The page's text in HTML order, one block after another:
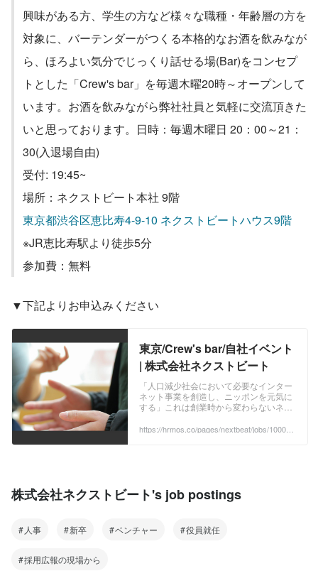
興味がある方、学生の方など様々な職種・年齢層の方を
対象に、バーテンダーがつくる本格的なお酒を飲みなが
ら、ほろよい気分でじっくり話せる場(Bar)をコンセプ
トとした「Crew's bar」を毎週木曜20時～オープンして
います。お酒を飲みながら弊社社員と気軽に交流頂きた
いと思っております。日時：毎週木曜日 20：00～21：
30(入退場自由)
受付: 19:45~
場所：ネクストビート本社 9階
東京都渋谷区恵比寿4-9-10 ネクストビートハウス9階
※JR恵比寿駅より徒歩5分
参加費：無料
▼下記よりお申込みください
東京/Crew's bar/自社イベント
| 株式会社ネクストビート
「人口減少社会において必要なインター
ネット事業を創造し、ニッポンを元気に
する」これは創業時から変わらないネク
化、過疎化など、日本の課題を前に、取
https://hrmos.co/pages/nextbeat/jobs/100000
株式会社ネクストビート's job postings
人事 新卒 ベンチャー 役員就任
採用広報の現場から